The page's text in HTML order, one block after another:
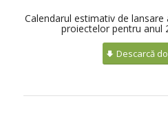
Calendarul estimativ de
proiectelor pentru anul
Descarcă